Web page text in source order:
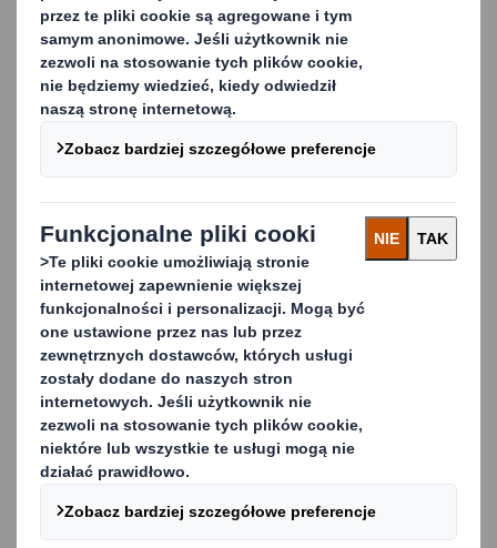
2025-04-15
Pozwólmy plastikowi
wyjść z mody: do 2030
roku internetowe sklepy z
modą w Polsce zużyją 147
milionów plastikowych
toreb